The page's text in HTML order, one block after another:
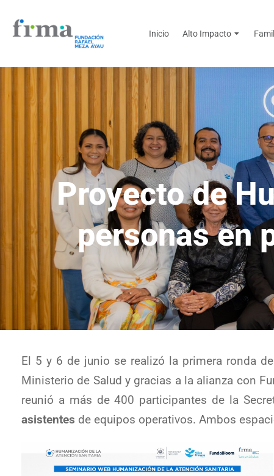
Inicio Alto Impacto
Proyecto de
personas en
El 5 y 6 de junio se realizó la primera ronda
Ministerio de Salud y gracias a la alianza con
reunió a más de 400 participantes de la
asistentes de equipos operativos. Ambos